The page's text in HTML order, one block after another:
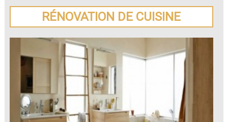
RÉNOVATION DE CUISINE